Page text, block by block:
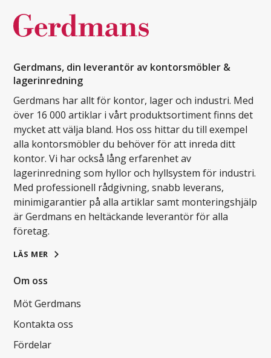
Gerdmans, din leverantör av kontorsmöbler &
lagerinredning
Gerdmans har allt för kontor, lager och industri. Med
över 16 000 artiklar i vårt produktsortiment finns det
mycket att välja bland. Hos oss hittar du till exempel
alla kontorsmöbler du behöver för att inreda ditt
kontor. Vi har också lång erfarenhet av
lagerinredning som hyllor och hyllsystem för industri.
Med professionell rådgivning, snabb leverans,
minimigarantier på alla artiklar samt monteringshjälp
är Gerdmans en heltäckande leverantör för alla
företag.
LÄS MER
Om oss
Möt Gerdmans
Kontakta oss
Fördelar